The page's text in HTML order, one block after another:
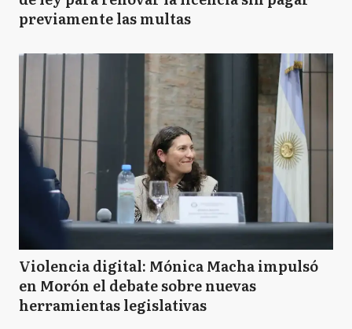
previamente las multas
Violencia digital: Mónica Macha impulsó
en Morón el debate sobre nuevas
herramientas legislativas